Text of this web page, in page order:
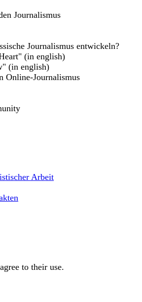
Journalismus
Journalismus entwickeln?
(in english)
(in english)
Online-Journalismus
Arbeit
to their use.